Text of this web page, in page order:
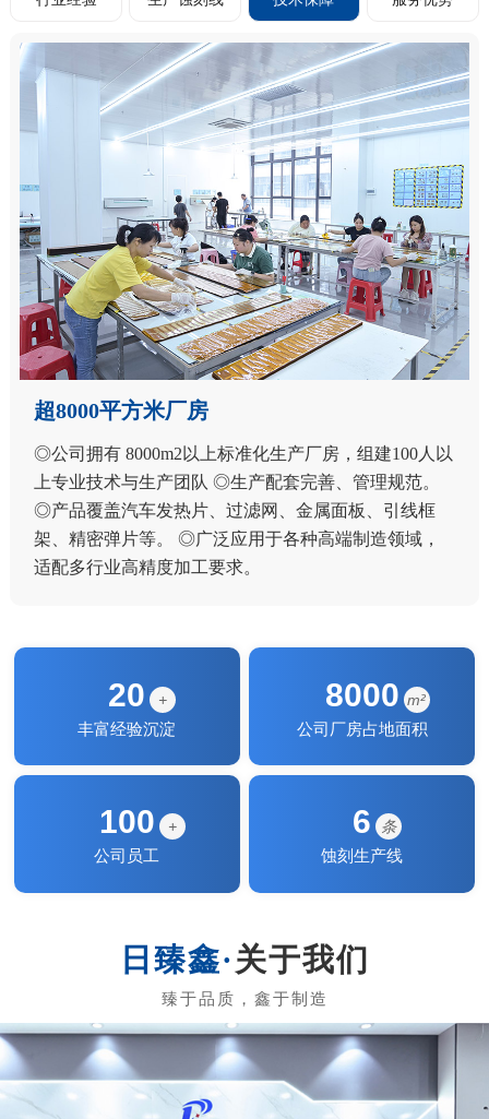
超8000平方米厂房
◎公司拥有 8000m2以上标准化生产厂房，组建100人以
上专业技术与生产团队 ◎生产配套完善、管理规范。
◎产品覆盖汽车发热片、过滤网、金属面板、引线框
架、精密弹片等。 ◎广泛应用于各种高端制造领域，
适配多行业高精度加工要求。
20
+
丰富经验沉淀
8000 m²
公司厂房占地面积
100
+
公司员工
6
条
蚀刻生产线
关于我们